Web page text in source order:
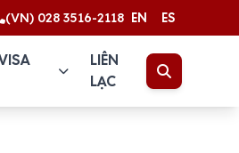
(VN) 028 3516-2118 EN ES
LIÊN
LẠC